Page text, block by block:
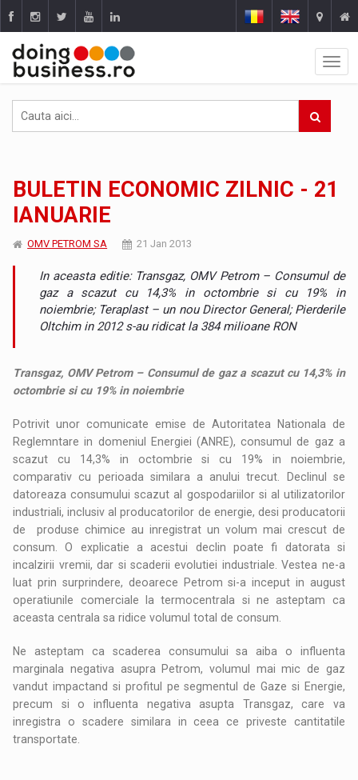
BULETIN ECONOMIC ZILNIC - 21
IANUARIE
OMV PETROM SA 21 Jan 2013
In aceasta editie: Transgaz, OMV Petrom – Consumul de
gaz a scazut cu 14,3% in octombrie si cu 19% in
noiembrie; Teraplast – un nou Director General; Pierderile
Oltchim in 2012 s-au ridicat la 384 milioane RON
Transgaz, OMV Petrom – Consumul de gaz a scazut cu 14,3% in
octombrie si cu 19% in noiembrie
Potrivit unor comunicate emise de Autoritatea Nationala de
Reglemntare in domeniul Energiei (ANRE), consumul de gaz a
scazut cu 14,3% in octombrie si cu 19% in noiembrie,
comparativ cu perioada similara a anului trecut. Declinul se
datoreaza consumului scazut al gospodariilor si al utilizatorilor
industriali, inclusiv al producatorilor de energie, desi producatorii
de produse chimice au inregistrat un volum mai crescut de
consum. O explicatie a acestui declin poate fi datorata si
incalzirii vremii, dar si scaderii evolutiei industriale. Vestea ne-a
luat prin surprindere, deoarece Petrom si-a inceput in august
operatiunile comerciale la termocentrala si ne asteptam ca
aceasta centrala sa ridice volumul total de consum.
Ne asteptam ca scaderea consumului sa aiba o influenta
marginala negativa asupra Petrom, volumul mai mic de gaz
vandut impactand si profitul pe segmentul de Gaze si Energie,
precum si o influenta negativa asupta Transgaz, care va
inregistra o scadere similara in ceea ce priveste cantitatile
transportate.